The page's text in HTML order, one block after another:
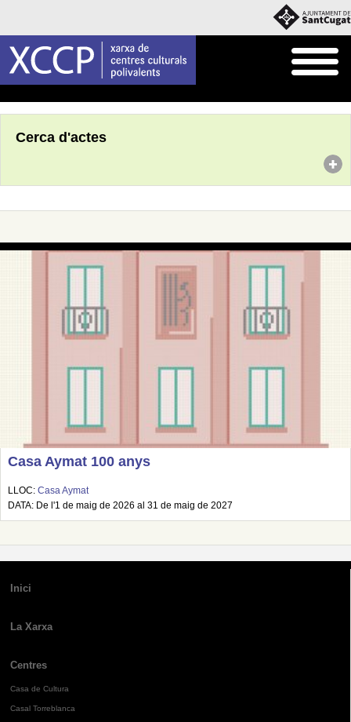
Cerca d'actes
Casa Aymat 100 anys
LLOC: Casa Aymat
DATA: De l'1 de maig de 2026 al 31 de maig de 2027
Inici
La Xarxa
Centres
Casa de Cultura
Casal Torreblanca